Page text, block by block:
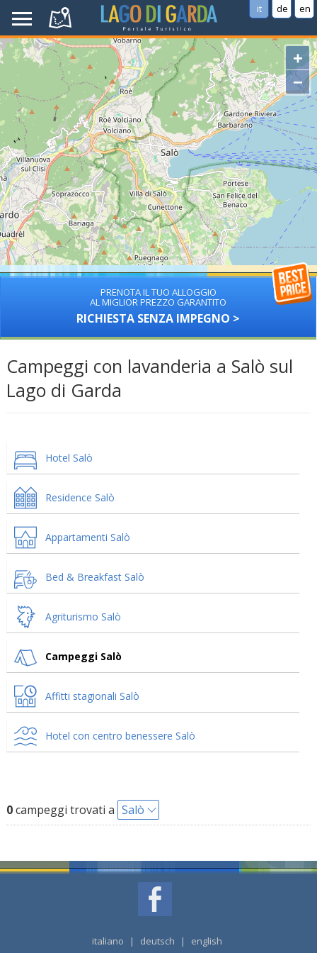
it de en
+
−
PRENOTA IL TUO ALLOGGIO
AL MIGLIOR PREZZO GARANTITO
RICHIESTA SENZA IMPEGNO >
Campeggi con lavanderia a Salò sul
Lago di Garda
Hotel Salò
Residence Salò
Appartamenti Salò
Bed & Breakfast Salò
Agriturismo Salò
Campeggi Salò
Affitti stagionali Salò
Hotel con centro benessere Salò
0campeggi trovati a Salò
italiano | deutsch | english